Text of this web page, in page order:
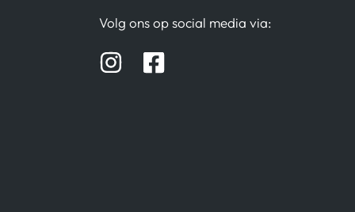
Volg ons op social media via: